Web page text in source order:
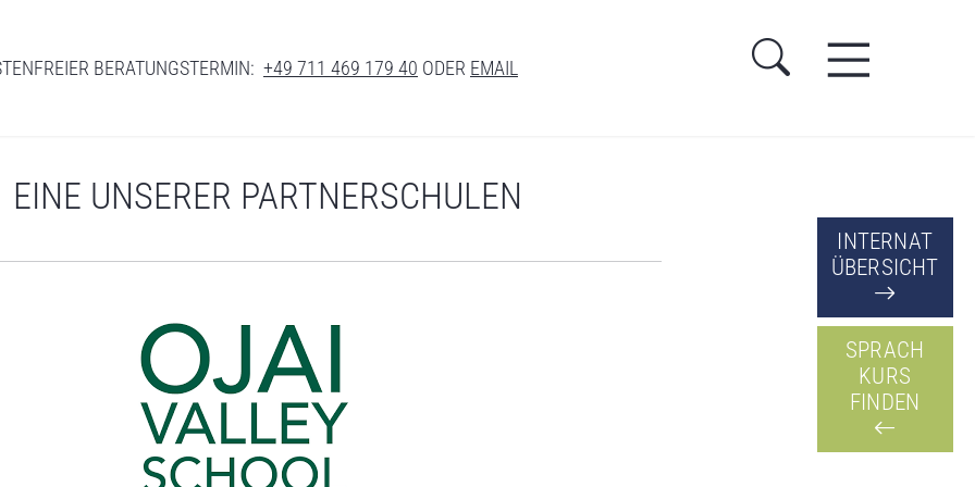
BERATUNGSTERMIN: +49 711 469 179 40 ODER EMAIL
INTERNAT
ÜBERSICHT
SPRACH
KURS
FINDEN
EINE UNSERER PARTNERSCHULEN